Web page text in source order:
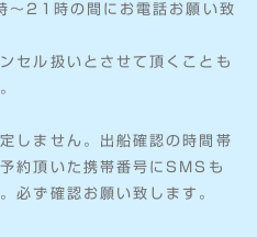
～21時の間にお電話お願い致
セル扱いとさせて頂くことも
しません。出船確認の時間帯
約頂いた携帯番号にSMSも
必ず確認お願い致します。